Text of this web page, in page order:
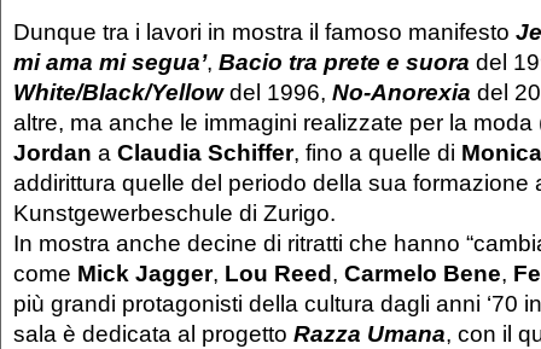
Dunque tra i lavori in mostra il famoso manifesto
mi ama mi segua’, Bacio tra prete e suora del
White/Black/Yellowdel 1996, No-Anorexia del
altre, ma anche le immagini realizzate per la
Jordan a Claudia Schiffer, fino a quelle di
addirittura quelle del periodo della sua formazione
Kunstgewerbeschule di Zurigo.
In mostra anche decine di ritratti che hanno
come Mick Jagger, Lou Reed, Carmelo Bene,
più grandi protagonisti della cultura dagli anni ‘70
sala è dedicata al progetto Razza Umana, con il